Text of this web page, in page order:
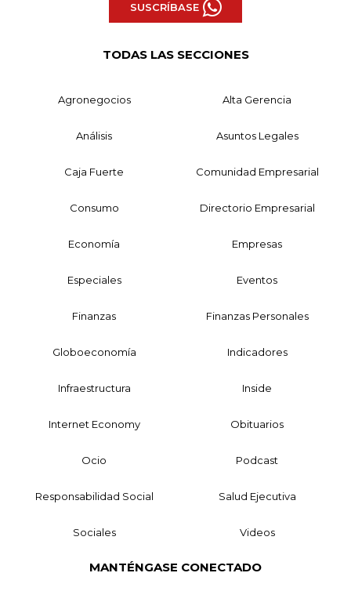
SUSCRÍBASE
TODAS LAS SECCIONES
Agronegocios Alta Gerencia
Análisis Asuntos Legales
Caja Fuerte Comunidad Empresarial
Consumo Directorio Empresarial
Economía Empresas
Especiales Eventos
Finanzas Finanzas Personales
Globoeconomía Indicadores
Infraestructura Inside
Internet Economy Obituarios
Ocio Podcast
Responsabilidad Social Salud Ejecutiva
Sociales Videos
MANTÉNGASE CONECTADO